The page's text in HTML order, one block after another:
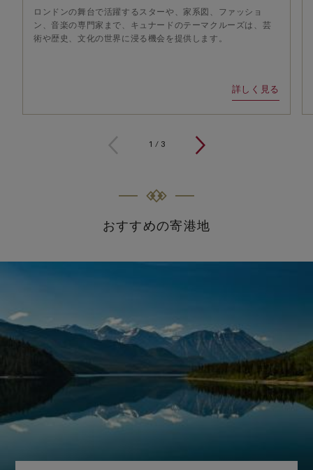
ロンドンの舞台で活躍するスターや、家系図、ファッショ
ン、音楽の専門家まで、キュナードのテーマクルーズは、芸
術や歴史、文化の世界に浸る機会を提供します。
詳しく見る
1 / 3
おすすめの寄港地